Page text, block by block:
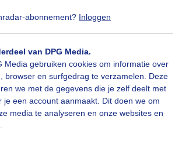
abonnement? Inloggen
van DPG Media.
Media gebruiken cookies om informatie over
browser en surfgedrag te verzamelen. Deze
we met de gegevens die je zelf deelt met
je een account aanmaakt. Dit doen we om
media te analyseren en onze websites en